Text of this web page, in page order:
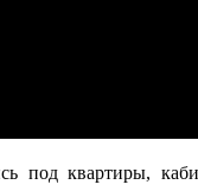
под квартиры,